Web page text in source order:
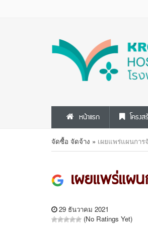
หน้าแรก โครงส
จัดซื้อ จัดจ้าง » เผยแพร่แผนการ
เผยแพร่แผ
29 ธันวาคม 2021
(No Ratings Yet)